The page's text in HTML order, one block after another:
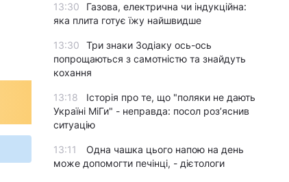
13:30
Газова, електрична чи індукційна:
яка плита готує їжу найшвидше
13:30
Три знаки Зодіаку ось-ось
попрощаються з самотністю та знайдуть
кохання
13:18
Історія про те, що "поляки не дають
Україні МіГи" - неправда: посол роз’яснив
ситуацію
13:11
Одна чашка цього напою на день
може допомогти печінці, - дієтологи